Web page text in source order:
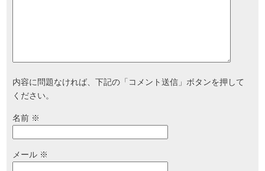
内容に問題なければ、下記の「コメント送信」ボタンを押して
ください。
名前 ※
メール ※